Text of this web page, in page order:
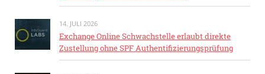
14. JULI 2026
Exchange Online Schwachstelle erlaubt direkte
Zustellung ohne SPF Authentifizierungsprüfung